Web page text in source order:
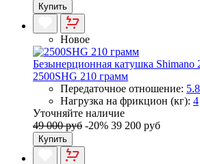
Купить
Новое
Безынерционная катушка Shimano
2500SHG 210 грамм
Передаточное отношение: 5.8
Нагрузка на фрикцион (кг): 4
Уточняйте наличие
49 000 руб -20% 39 200 руб
Купить